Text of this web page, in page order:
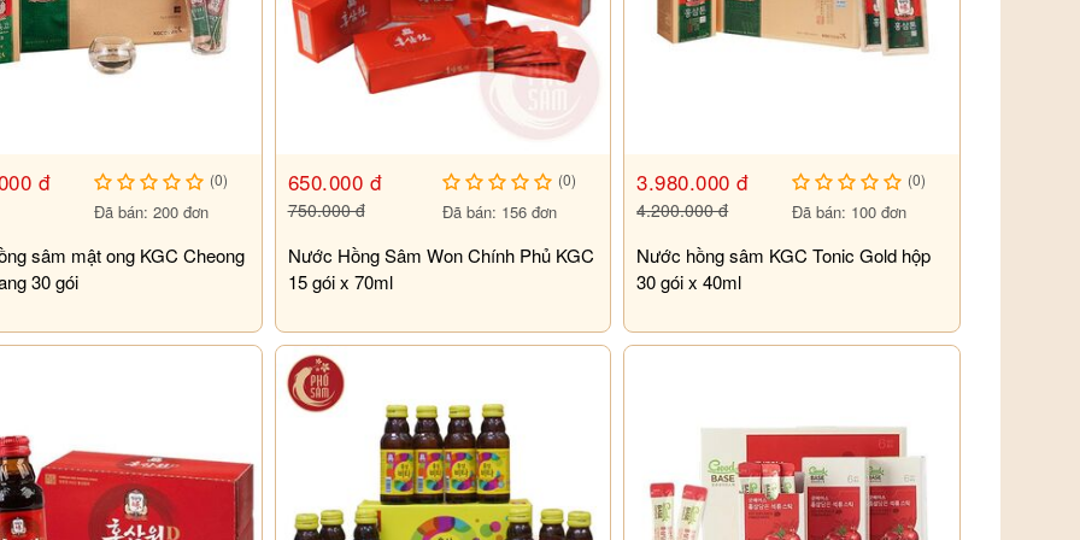
KGC để tăng cường sức khỏe, từ trẻ
cho từng đối tượng cần điều chỉnh phù
đ (0)
Đã bán: 200 đơn
sâm mật ong KGC Cheong
30 gói
650.000 đ
750.000 đ
(0)
Đã bán: 156 đơn
Nước Hồng Sâm Won Chính Phủ KGC
15 gói x 70ml
3.980.000 đ
4.200.000 đ
(0)
Đã bán: 100 đơn
Nước hồng sâm KGC Tonic Gold hộp
30 gói x 40ml